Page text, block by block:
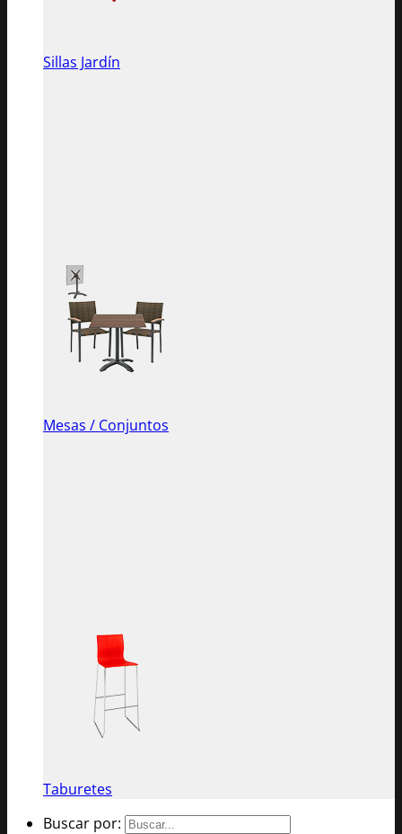
Sillas Jardín
Mesas / Conjuntos
Taburetes
Buscar por: